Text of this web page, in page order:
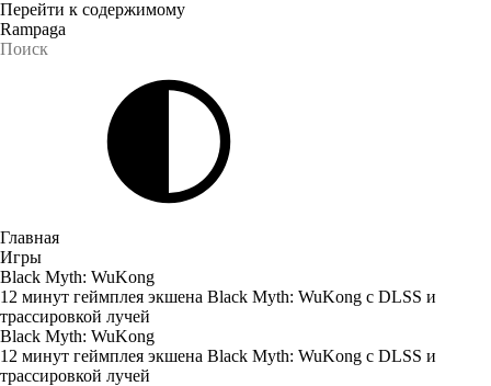
Перейти к содержимому
Rampaga
Главная
Игры
Black Myth: WuKong
12 минут геймплея экшена Black Myth: WuKong с DLSS и
трассировкой лучей
Black Myth: WuKong
12 минут геймплея экшена Black Myth: WuKong с DLSS и
трассировкой лучей